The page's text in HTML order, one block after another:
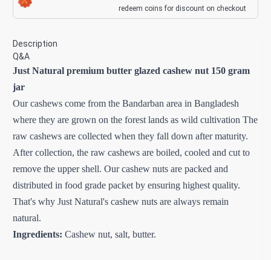
redeem coins for discount on checkout
Description
Q&A
Just Natural premium butter glazed cashew nut 150 gram
jar
Our cashews come from the Bandarban area in Bangladesh
where they are grown on the forest lands as wild cultivation The
raw cashews are collected when they fall down after maturity.
After collection, the raw cashews are boiled, cooled and cut to
remove the upper shell. Our cashew nuts are packed and
distributed in food grade packet by ensuring highest quality.
That's why Just Natural's cashew nuts are always remain
natural.
Ingredients: Cashew nut, salt, butter.